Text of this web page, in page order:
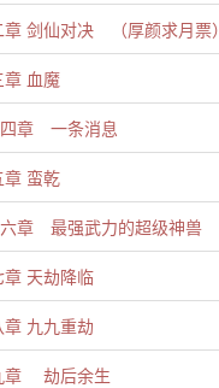
剑仙对决 （厚颜求月票）
章 血魔
章 一条消息
章 蛮乾
章 最强武力的超级神兽
天劫降临
九九重劫
章 劫后余生